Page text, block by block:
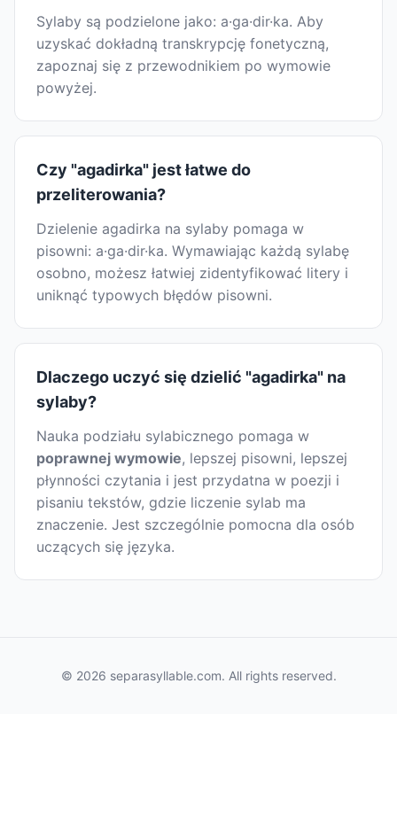
Sylaby są podzielone jako: a·ga·dir·ka. Aby
uzyskać dokładną transkrypcję fonetyczną,
zapoznaj się z przewodnikiem po wymowie
powyżej.
Czy "agadirka" jest łatwe do
przeliterowania?
Dzielenie agadirka na sylaby pomaga w
pisowni: a·ga·dir·ka. Wymawiając każdą sylabę
osobno, możesz łatwiej zidentyfikować litery i
uniknąć typowych błędów pisowni.
Dlaczego uczyć się dzielić "agadirka" na
sylaby?
Nauka podziału sylabicznego pomaga w
poprawnej wymowie, lepszej pisowni, lepszej
płynności czytania i jest przydatna w poezji i
pisaniu tekstów, gdzie liczenie sylab ma
znaczenie. Jest szczególnie pomocna dla osób
uczących się języka.
© 2026 separasyllable.com. All rights reserved.